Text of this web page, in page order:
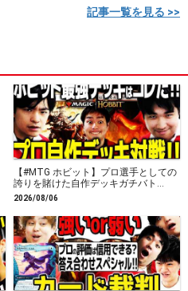
記事一覧を見る >>
【#MTG ホビット】プロ選手としての
誇りを賭けた自作デッキガチバト
ル！！ボロス装備vsドラゴンアグロ新
スタンダード対戦！！！【#MTGxThe
Hobbit】
2026/08/06